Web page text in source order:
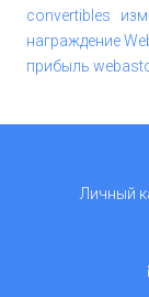
convertibles
награждение
прибыль
Личный